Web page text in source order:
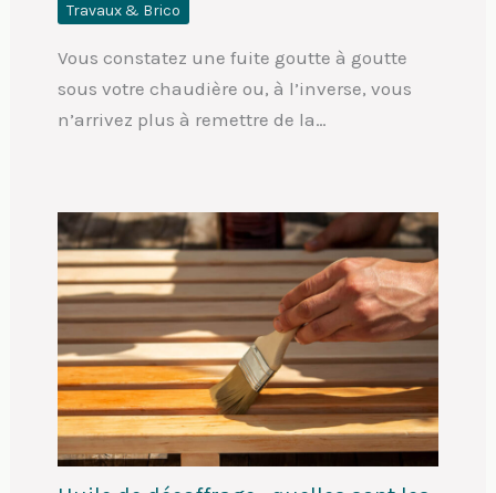
Travaux & Brico
Vous constatez une fuite goutte à goutte
sous votre chaudière ou, à l’inverse, vous
n’arrivez plus à remettre de la…